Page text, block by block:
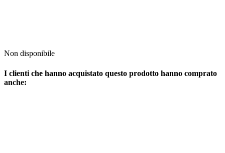
Non disponibile
I clienti che hanno acquistato questo prodotto hanno comprato
anche: